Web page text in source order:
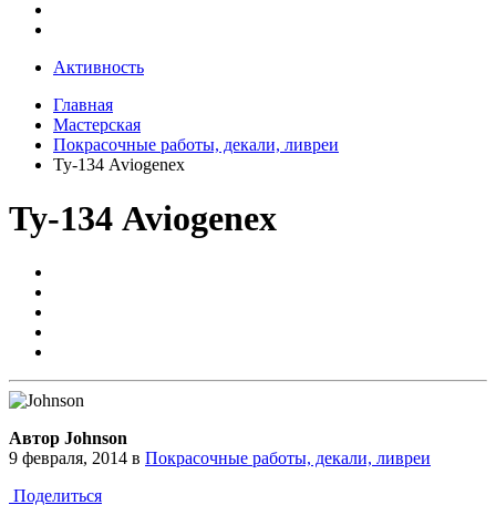
Активность
Главная
Мастерская
Покрасочные работы, декали, ливреи
Ту-134 Aviogenex
Ту-134 Aviogenex
Автор Johnson
9 февраля, 2014 в Покрасочные работы, декали, ливреи
Поделиться